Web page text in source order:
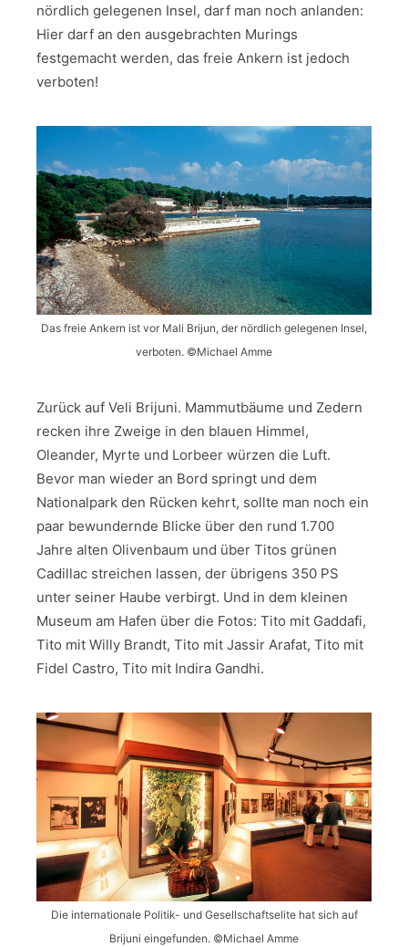
nördlich gelegenen Insel, darf man noch anlanden:
Hier darf an den ausgebrachten Murings
festgemacht werden, das freie Ankern ist jedoch
verboten!
Das freie Ankern ist vor Mali Brijun, der nördlich gelegenen Insel,
verboten. ©Michael Amme
Zurück auf Veli Brijuni. Mammutbäume und Zedern
recken ihre Zweige in den blauen Himmel,
Oleander, Myrte und Lorbeer würzen die Luft.
Bevor man wieder an Bord springt und dem
Nationalpark den Rücken kehrt, sollte man noch ein
paar bewundernde Blicke über den rund 1.700
Jahre alten Olivenbaum und über Titos grünen
Cadillac streichen lassen, der übrigens 350 PS
unter seiner Haube verbirgt. Und in dem kleinen
Museum am Hafen über die Fotos: Tito mit Gaddafi,
Tito mit Willy Brandt, Tito mit Jassir Arafat, Tito mit
Fidel Castro, Tito mit Indira Gandhi.
Die internationale Politik- und Gesellschaftselite hat sich auf
Brijuni eingefunden. ©Michael Amme